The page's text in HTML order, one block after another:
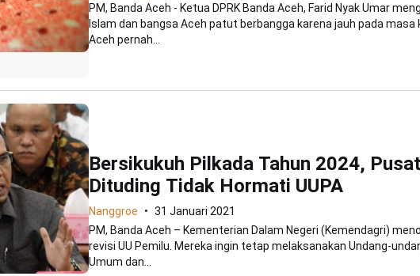
PM, Banda Aceh - Ketua DPRK Banda Aceh, Farid Nyak Umar
Islam dan bangsa Aceh patut berbangga karena jauh pada masa
Aceh pernah...
Bersikukuh Pilkada Tahun 2024, Pusat
Dituding Tidak Hormati UUPA
Nanggroe
31 Januari 2021
PM, Banda Aceh – Kementerian Dalam Negeri (Kemendagri)
revisi UU Pemilu. Mereka ingin tetap melaksanakan Undang-
Umum dan...